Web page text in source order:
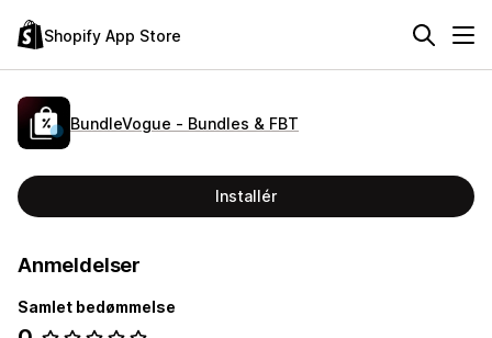
Shopify App Store
BundleVogue ‑ Bundles & FBT
Installér
Anmeldelser
Samlet bedømmelse